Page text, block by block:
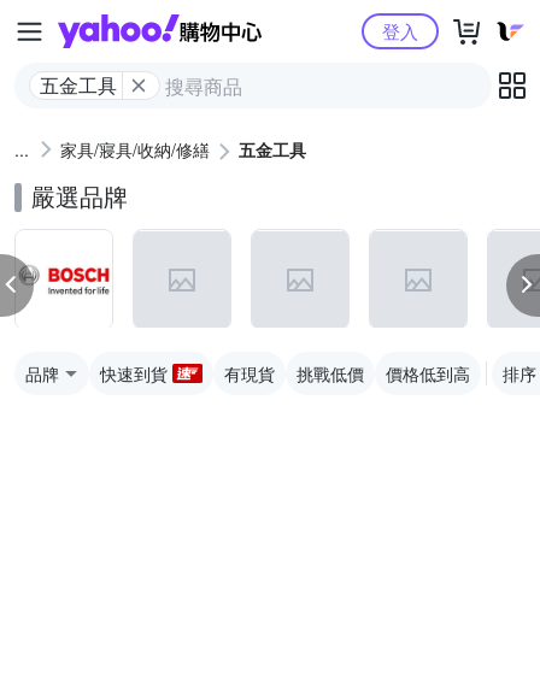
Yahoo購物中心
五金工具
登入
家具/寢具/收納/修繕 五金工具
嚴選品牌
品牌 快速到貨 有現貨 挑戰低價 價格低到高 排序